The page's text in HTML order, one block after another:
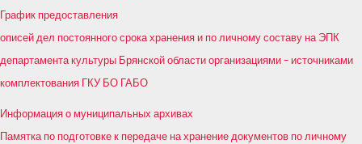
График предоставления
описей дел постоянного срока хранения и по личному составу на ЭПК
департамента культуры Брянской области организациями – источниками
комплектования ГКУ БО ГАБО
Информация о муниципальных архивах
Памятка по подготовке к передаче на хранение документов по личному